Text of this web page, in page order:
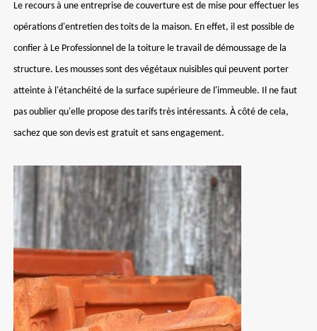
Le recours à une entreprise de couverture est de mise pour effectuer les
opérations d'entretien des toits de la maison. En effet, il est possible de
confier à Le Professionnel de la toiture le travail de démoussage de la
structure. Les mousses sont des végétaux nuisibles qui peuvent porter
atteinte à l'étanchéité de la surface supérieure de l'immeuble. Il ne faut
pas oublier qu'elle propose des tarifs très intéressants. À côté de cela,
sachez que son devis est gratuit et sans engagement.